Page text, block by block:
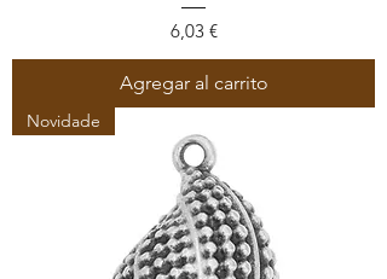
Precio
6,03 €
Agregar al carrito
Novidade